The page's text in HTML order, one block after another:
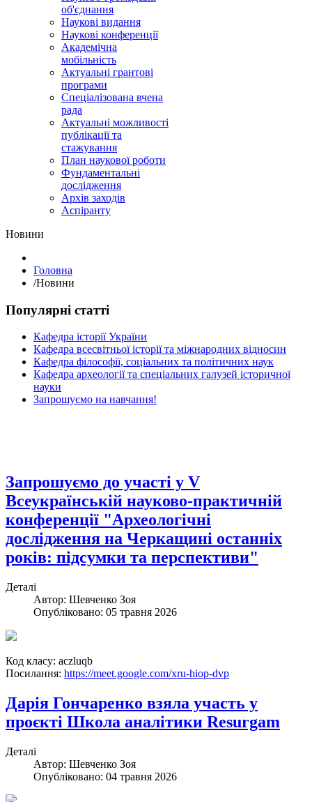
об'єднання
Наукові видання
Наукові конференції
Академічна
мобільність
Актуальні грантові
програми
Спеціалізована вчена
рада
Актуальні можливості
публікації та
стажування
План наукової роботи
Фундаментальні
дослідження
Архів заходів
Аспіранту
Hовини
Головна
/Hовини
Популярні статті
Кафедра історії України
Кафедра всесвітньої історії та міжнародних відносин
Кафедра філософії, соціальних та політичних наук
Кафедра археології та спеціальних галузей історичної
науки
Запрошуємо на навчання!
Запрошуємо до участі у V
Всеукраїнській науково-практичній
конференції "Археологічні
дослідження на Черкащині останніх
років: підсумки та перспективи"
Деталі
Автор: Шевченко Зоя
Опубліковано: 05 травня 2026
Код класу: aczluqb
Посилання: https://meet.google.com/xru-hiop-dvp
Дарія Гончаренко взяла участь у
проєкті Школа аналітики Resurgam
Деталі
Автор: Шевченко Зоя
Опубліковано: 04 травня 2026